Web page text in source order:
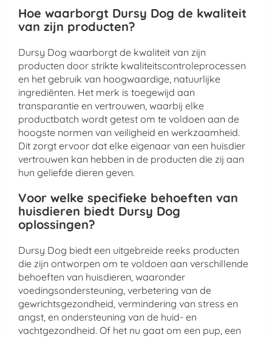
Hoe waarborgt Dursy Dog de kwaliteit
van zijn producten?
Dursy Dog waarborgt de kwaliteit van zijn
producten door strikte kwaliteitscontroleprocessen
en het gebruik van hoogwaardige, natuurlijke
ingrediënten. Het merk is toegewijd aan
transparantie en vertrouwen, waarbij elke
productbatch wordt getest om te voldoen aan de
hoogste normen van veiligheid en werkzaamheid.
Dit zorgt ervoor dat elke eigenaar van een huisdier
vertrouwen kan hebben in de producten die zij aan
hun geliefde dieren geven.
Voor welke specifieke behoeften van
huisdieren biedt Dursy Dog
oplossingen?
Dursy Dog biedt een uitgebreide reeks producten
die zijn ontworpen om te voldoen aan verschillende
behoeften van huisdieren, waaronder
voedingsondersteuning, verbetering van de
gewrichtsgezondheid, vermindering van stress en
angst, en ondersteuning van de huid- en
vachtgezondheid. Of het nu gaat om een pup, een